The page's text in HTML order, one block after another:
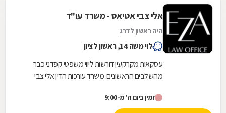
אלי צבי אטיאס - משרד עו"ד
היה ראשון לדרג
לוי משה 14, ראשון לציון
עסקאות מקרקעין דורשות ליווי משפטי קפדני כבר
מהשלבים הראשונים. משרד עורכות הדין אלי צבי
לרבות...
זמין ביום ה' מ-9:00